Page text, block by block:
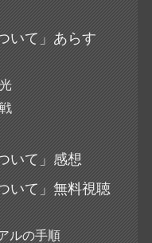
いて」あらす
いて」感想
いて」無料視聴
ルの手順